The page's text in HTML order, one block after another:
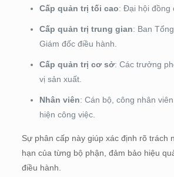
Cấp quản trị tối cao: Đại hội đồng
Cấp quản trị trung gian: Ban
Giám đốc điều hành.
Cấp quản trị cơ sở: Các trưởng
vị sản xuất.
Nhân viên: Cán bộ, công nhân
hiện công việc.
Sự phân cấp này giúp xác định rõ trách
hạn của từng bộ phận, đảm bảo hiệu
điều hành.